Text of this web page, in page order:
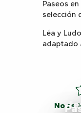
Paseos
selección
Léa y
adaptado
No se